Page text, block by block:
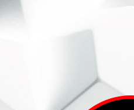
ВИННЫЙ СКЛАД